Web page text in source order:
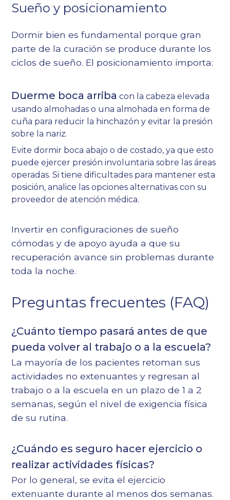
Sueño y posicionamiento
Dormir bien es fundamental porque gran
parte de la curación se produce durante los
ciclos de sueño. El posicionamiento importa:
Duerme boca arriba con la cabeza elevada
usando almohadas o una almohada en forma de
cuña para reducir la hinchazón y evitar la presión
sobre la nariz.
Evite dormir boca abajo o de costado, ya que esto
puede ejercer presión involuntaria sobre las áreas
operadas. Si tiene dificultades para mantener esta
posición, analice las opciones alternativas con su
proveedor de atención médica.
Invertir en configuraciones de sueño
cómodas y de apoyo ayuda a que su
recuperación avance sin problemas durante
toda la noche.
Preguntas frecuentes (FAQ)
¿Cuánto tiempo pasará antes de que
pueda volver al trabajo o a la escuela?
La mayoría de los pacientes retoman sus
actividades no extenuantes y regresan al
trabajo o a la escuela en un plazo de 1 a 2
semanas, según el nivel de exigencia física
de su rutina.
¿Cuándo es seguro hacer ejercicio o
realizar actividades físicas?
Por lo general, se evita el ejercicio
extenuante durante al menos dos semanas.